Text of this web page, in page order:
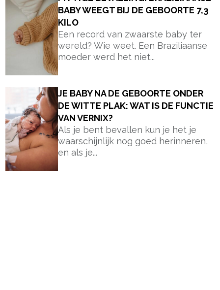
BABY WEEGT BIJ DE GEBOORTE 7,3
KILO
Een record van zwaarste baby ter
wereld? Wie weet. Een Braziliaanse
moeder werd het niet...
JE BABY NA DE GEBOORTE ONDER
DE WITTE PLAK: WAT IS DE FUNCTIE
VAN VERNIX?
Als je bent bevallen kun je het je
waarschijnlijk nog goed herinneren,
en als je...